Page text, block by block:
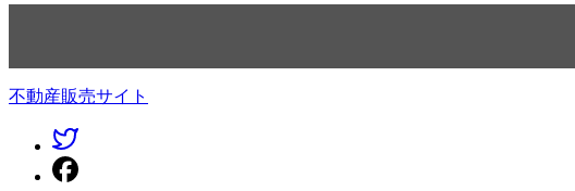
不動産販売サイト